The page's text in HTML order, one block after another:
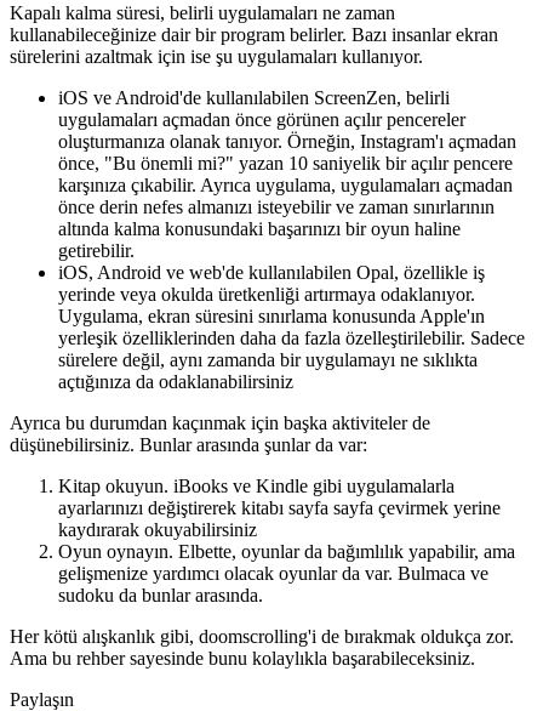
Kapalı kalma süresi, belirli uygulamaları ne zaman
kullanabileceğinize dair bir program belirler. Bazı insanlar ekran
sürelerini azaltmak için ise şu uygulamaları kullanıyor.
iOS ve Android'de kullanılabilen ScreenZen, belirli
uygulamaları açmadan önce görünen açılır pencereler
oluşturmanıza olanak tanıyor. Örneğin, Instagram'ı açmadan
önce, "Bu önemli mi?" yazan 10 saniyelik bir açılır pencere
karşınıza çıkabilir. Ayrıca uygulama, uygulamaları açmadan
önce derin nefes almanızı isteyebilir ve zaman sınırlarının
altında kalma konusundaki başarınızı bir oyun haline
getirebilir.
iOS, Android ve web'de kullanılabilen Opal, özellikle iş
yerinde veya okulda üretkenliği artırmaya odaklanıyor.
Uygulama, ekran süresini sınırlama konusunda Apple'ın
yerleşik özelliklerinden daha da fazla özelleştirilebilir. Sadece
sürelere değil, aynı zamanda bir uygulamayı ne sıklıkta
açtığınıza da odaklanabilirsiniz
Ayrıca bu durumdan kaçınmak için başka aktiviteler de
düşünebilirsiniz. Bunlar arasında şunlar da var:
Kitap okuyun. iBooks ve Kindle gibi uygulamalarla
ayarlarınızı değiştirerek kitabı sayfa sayfa çevirmek yerine
kaydırarak okuyabilirsiniz
Oyun oynayın. Elbette, oyunlar da bağımlılık yapabilir, ama
gelişmenize yardımcı olacak oyunlar da var. Bulmaca ve
sudoku da bunlar arasında.
Her kötü alışkanlık gibi, doomscrolling'i de bırakmak oldukça zor.
Ama bu rehber sayesinde bunu kolaylıkla başarabileceksiniz.
Paylaşın